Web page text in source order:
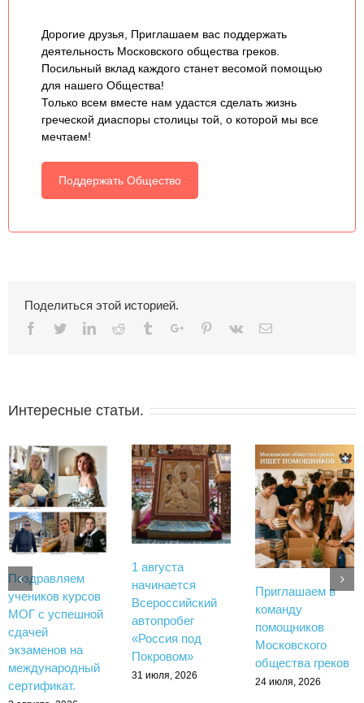
Дорогие друзья, Приглашаем вас поддержать
деятельность Московского общества греков.
Посильный вклад каждого станет весомой помощью
для нашего Общества!
Только всем вместе нам удастся сделать жизнь
греческой диаспоры столицы той, о которой мы все
мечтаем!
Поддержать Общество
Поделиться этой историей.
Facebook
TwitterLinkedinReddit TumblrGoogle+Pinterest
Vk Email
Интересные статьи.
Поздравляем
учеников курсов
МОГ с успешной
сдачей
экзаменов на
международный
сертификат.
1 августа
начинается
Всероссийский
автопробег
«Россия под
Покровом»
31 июля, 2026
Приглашаем в
команду
помощников
Московского
общества греков
24 июля, 2026